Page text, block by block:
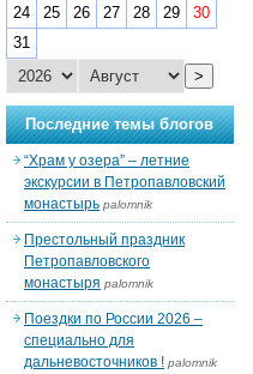
24
25 26 27 28 29
30
31
>
Последние темы блогов
“Храм у озера” – летние
экскурсии в Петропавловский
монастырь palomnik
Престольный праздник
Петропавловского
монастыря palomnik
Поездки по России 2026 –
специально для
дальневосточников ! palomnik